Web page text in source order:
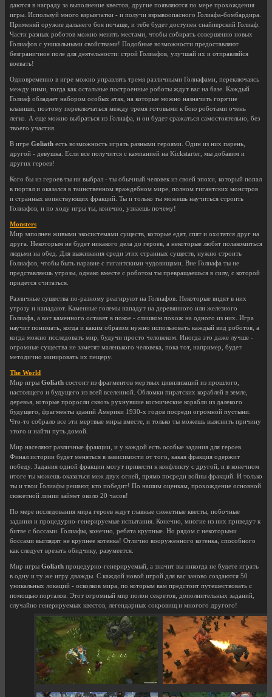
даются в награду за выполнение квестов, другие появляются по мере прохождения
игры. Используй много взрывчатки - и получи взрывоопасного Голиафа-бомбардира.
Применяй оружие дальнего боя почаще, и тебе будет доступен снайперский Голиаф.
Части разных роботов можно менять местами, чтобы собирать совершенно новых
Голиафов с уникальными свойствами! Подобные возможности предоставляют
безграничное поле для деятельности: строй Голиафов, улучшай их и отправляйся
воевать!
Одновременно в игре можно управлять тремя различными Голиафами, переключаясь
между ними, тогда как остальные построенные роботы ждут вас на базе. Каждый
Голиаф обладает набором особых атак, на которые можно назначить горячие
клавиши, поэтому переключаться между тремя готовыми к бою роботами очень
легко. А еще можно выбраться из Голиафа, и он будет сражаться самостоятельно, без
твоего участия.
В игре Goliath есть возможность играть разными героями. Один из них парень,
другой - девушка. Если все получится с кампанией на Kickstarter, мы добавим и
других героев!
Кого бы из героев ты ни выбрал - ты обычный человек из своей эпохи, который попал
в портал и оказался в таинственном враждебном мире, полном гигантских монстров
и странных воинствующих фракций. Ты и только ты можешь научиться строить
Голиафов, и по ходу игры ты, конечно, узнаешь почему!
Monsters
Мир заполнен живыми экосистемами существ, которые едят, спят и охотятся друг на
друга. Некоторым не будет никакого дела до героев, а некоторые любят полакомиться
людьми на обед. Для выживания среди этих странных существ, нужно строить
Голиафов, чтобы быть наравне с гигантскими чудовищами. Вне Голиафа ты не
представляешь угрозы, однако вместе с роботом ты превращаешься в силу, с которой
придется считаться.
Различные существа по-разному реагируют на Голиафов. Некоторые видят в них
угрозу и нападают. Каменные големы нападут на деревянного или железного
Голиафа, а вот каменного оставят в покое - слишком похож на одного из них. Игра
научит понимать, когда и каким образом нужно использовать каждый вид роботов, а
когда можно исследовать мир, будучи просто человеком. Иногда это даже лучше -
огромные существа не заметят маленького человека, пока тот, например, будет
методично минировать их пещеру.
The World
Мир игры Goliath состоит из фрагментов мертвых цивилизаций из прошлого,
настоящего и будущего из всей вселенной. Обломки пиратских кораблей в земле,
деревья, которые проросли сквозь рухнувшие космические корабли из далекого
будущего, фрагменты зданий Америки 1930-х годов посреди огромной пустыни.
Что-то собрало все эти мертвые миры вместе, и только ты можешь выяснить причину
этого и найти путь домой.
Мир населяют различные фракции, и у каждой есть особые задания для героев.
Финал истории будет меняться в зависимости от того, какая фракция одержит
победу. Задания одной фракции могут привести к конфликту с другой, и в конечном
итоге ты можешь оказаться меж двух огней, прямо посреди войны фракций. И только
ты и твои Голиафы решают, кто победит! По нашим оценкам, прохождение основной
сюжетной линии займет около 20 часов!
По мере исследования мира героев ждут главные сюжетные квесты, побочные
задания и процедурно-генерируемые испытания. Конечно, многие из них приведут к
битве с боссами. Голиафы, конечно, ребята крупные. Но рядом с некоторыми
боссами выглядят не крупнее котенка! Отлично вооруженного котенка, способного
как следует врезать обидчику, разумеется.
Мир игры Goliath процедурно-генерируемый, а значит вы никогда не будете играть
в одну и ту же игру дважды. С каждой новой игрой для вас заново создаются 50
уникальных локаций - осколков мира, по которым вам предстоит путешествовать с
помощью порталов. Этот огромный мир полон секретов, дополнительных заданий,
случайно генерируемых квестов, легендарных сокровищ и многого другого!